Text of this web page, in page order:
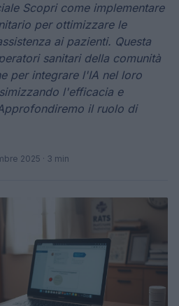
Scopri come implementare
per ottimizzare le
ai pazienti. Questa
sanitari della comunità
per integrare l'IA nel loro
l'efficacia e
il ruolo di
2025 · 3 min